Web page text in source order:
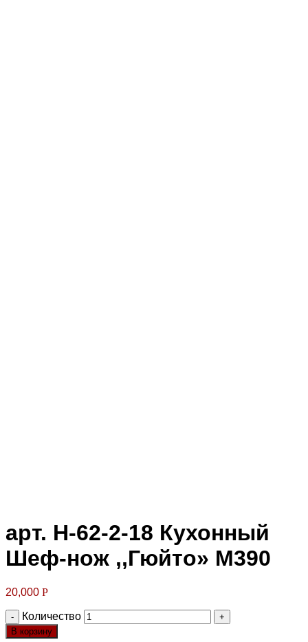
арт. Н-62-2-18 Кухонный
Шеф-нож ,,Гюйто» М390
20,000 Р
Количество
В корзину